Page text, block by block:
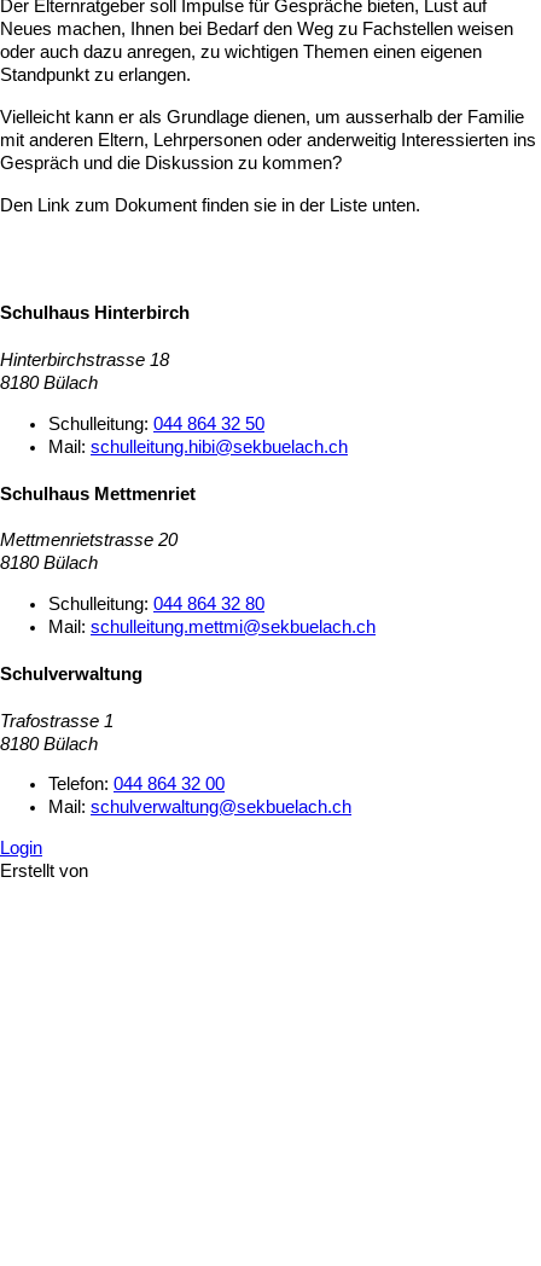
Der Elternratgeber soll Impulse für Gespräche bieten, Lust auf
Neues machen, Ihnen bei Bedarf den Weg zu Fachstellen weisen
oder auch dazu anregen, zu wichtigen Themen einen eigenen
Standpunkt zu erlangen.
Vielleicht kann er als Grundlage dienen, um ausserhalb der Familie
mit anderen Eltern, Lehrpersonen oder anderweitig Interessierten ins
Gespräch und die Diskussion zu kommen?
Den Link zum Dokument finden sie in der Liste unten.
Schulhaus Hinterbirch
Hinterbirchstrasse 18
8180 Bülach
Schulleitung: 044 864 32 50
Mail: schulleitung.hibi@sekbuelach.ch
Schulhaus Mettmenriet
Mettmenrietstrasse 20
8180 Bülach
Schulleitung: 044 864 32 80
Mail: schulleitung.mettmi@sekbuelach.ch
Schulverwaltung
Trafostrasse 1
8180 Bülach
Telefon: 044 864 32 00
Mail: schulverwaltung@sekbuelach.ch
Login
Erstellt von